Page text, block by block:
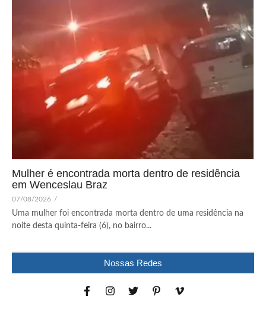
Mulher é encontrada morta dentro de residência
em Wenceslau Braz
07/08/2026 /
Uma mulher foi encontrada morta dentro de uma residência na
noite desta quinta-feira (6), no bairro...
Nossas Redes